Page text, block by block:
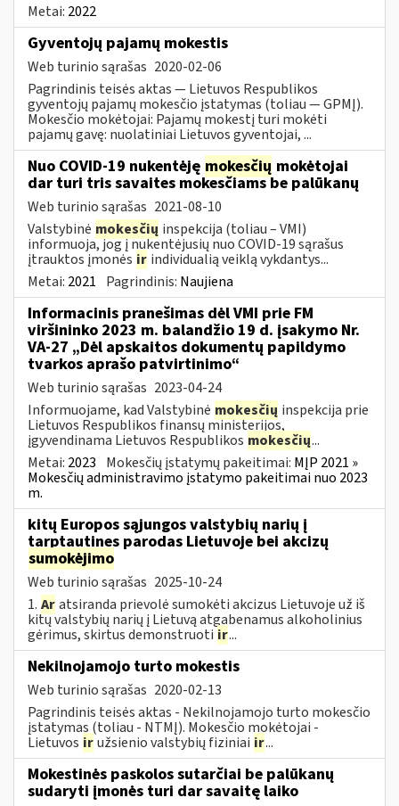
Metai: 2022
Gyventojų pajamų mokestis
Web turinio sąrašas 2020-02-06
Pagrindinis teisės aktas — Lietuvos Respublikos
gyventojų pajamų mokesčio įstatymas (toliau — GPMĮ).
Mokesčio mokėtojai: Pajamų mokestį turi mokėti
pajamų gavę: nuolatiniai Lietuvos gyventojai, ...
Nuo COVID-19 nukentėję mokesčių mokėtojai
dar turi tris savaites mokesčiams be palūkanų
Web turinio sąrašas 2021-08-10
Valstybinė mokesčių inspekcija (toliau – VMI)
informuoja, jog į nukentėjusių nuo COVID-19 sąrašus
įtrauktos įmonės ir individualią veiklą vykdantys...
Metai: 2021 Pagrindinis: Naujiena
Informacinis pranešimas dėl VMI prie FM
viršininko 2023 m. balandžio 19 d. įsakymo Nr.
VA-27 „Dėl apskaitos dokumentų papildymo
tvarkos aprašo patvirtinimo“
Web turinio sąrašas 2023-04-24
Informuojame, kad Valstybinė mokesčių inspekcija prie
Lietuvos Respublikos finansų ministerijos,
įgyvendinama Lietuvos Respublikos mokesčių...
Metai: 2023 Mokesčių įstatymų pakeitimai: MĮP 2021 »
Mokesčių administravimo įstatymo pakeitimai nuo 2023
m.
kitų Europos sąjungos valstybių narių į
tarptautines parodas Lietuvoje bei akcizų
sumokėjimo
Web turinio sąrašas 2025-10-24
1. Aratsiranda prievolė sumokėti akcizus Lietuvoje už iš
kitų valstybių narių į Lietuvą atgabenamus alkoholinius
gėrimus, skirtus demonstruoti ir...
Nekilnojamojo turto mokestis
Web turinio sąrašas 2020-02-13
Pagrindinis teisės aktas - Nekilnojamojo turto mokesčio
įstatymas (toliau - NTMĮ). Mokesčio mokėtojai -
Lietuvos iružsienio valstybių fiziniai ir...
Mokestinės paskolos sutarčiai be palūkanų
sudaryti įmonės turi dar savaitę laiko